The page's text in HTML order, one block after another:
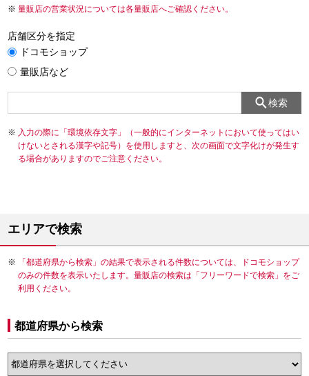
量販店の営業状況については各量販店へご確認ください。
店舗区分を指定
ドコモショップ
量販店など
検索
入力の際に「環境依存文字」（一般的にインターネットにおいて使ってはい
けないとされる漢字や記号）を使用しますと、次の画面で文字化けが発生す
る場合がありますのでご注意ください。
エリアで検索
「都道府県から検索」の結果で表示される件数については、ドコモショップ
のみの件数を表示いたします。量販店の検索は「フリーワードで検索」をご
利用ください。
都道府県から検索